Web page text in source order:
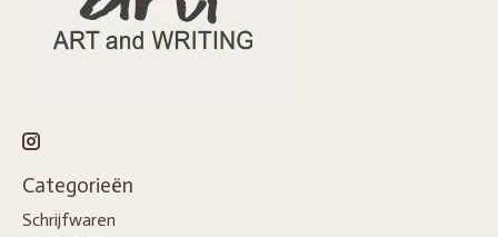
Categorieën
Schrijfwaren